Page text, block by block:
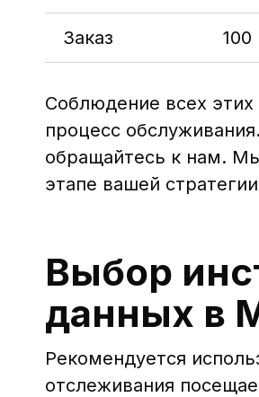
Заказ 100
Соблюдение всех этих
процесс
обращайтесь к нам.
этапе вашей
Выбор
данных в
Рекомендуется
отслеживания